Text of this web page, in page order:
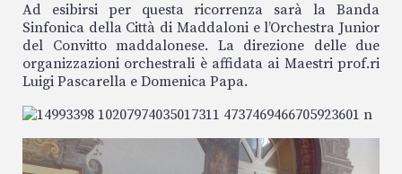
Ad esibirsi per questa ricorrenza sarà la Banda
Sinfonica della Città di Maddaloni e l’Orchestra Junior
del Convitto maddalonese. La direzione delle due
organizzazioni orchestrali è affidata ai Maestri prof.ri
Luigi Pascarella e Domenica Papa.